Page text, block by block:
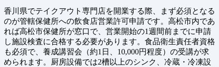
香川県でテイクアウト専門店を開業する際、まず必須となる
のが管轄保健所への飲食店営業許可申請です。高松市内であ
れば高松市保健所が窓口で、営業開始の1週間前までに申請
し施設検査に合格する必要があります。食品衛生責任者資格
も必須で、養成講習会（約1日、10,000円程度）の受講が求
められます。厨房設備では2槽以上のシンク、冷蔵・冷凍設